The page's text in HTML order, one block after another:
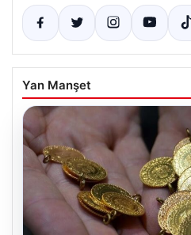
Yan Manşet